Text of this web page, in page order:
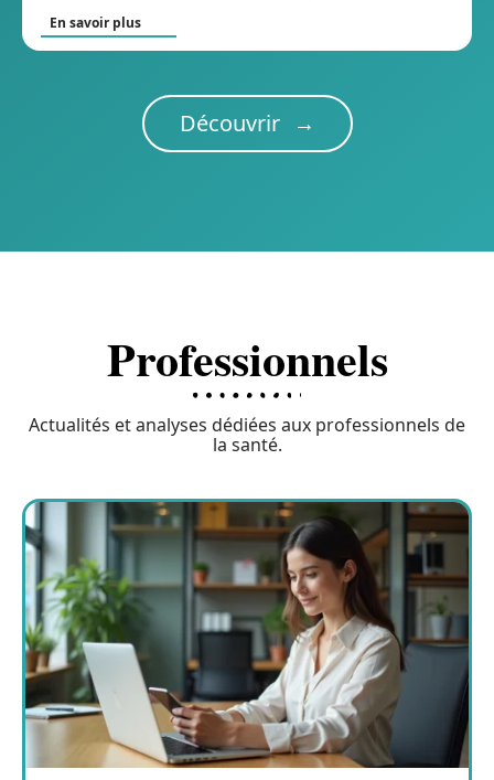
En savoir plus
Découvrir
Professionnels
Actualités et analyses dédiées aux professionnels de
la santé.